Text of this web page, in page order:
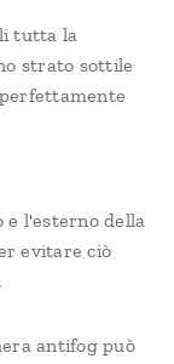
tutta la
strato sottile
l'esterno della
evitare ciò
antifog può